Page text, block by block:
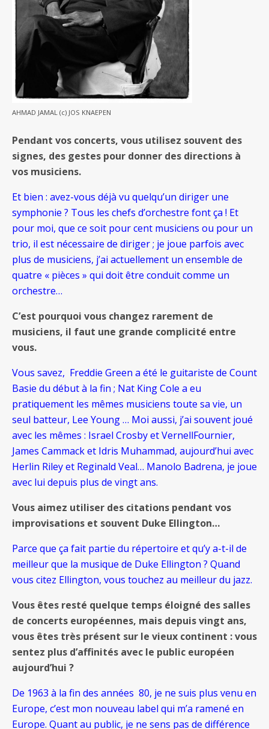
AHMAD JAMAL (c) JOS KNAEPEN
Pendant vos concerts, vous utilisez souvent des
signes, des gestes pour donner des directions à
vos musiciens.
Et bien : avez-vous déjà vu quelqu’un diriger une
symphonie ? Tous les chefs d’orchestre font ça ! Et
pour moi, que ce soit pour cent musiciens ou pour un
trio, il est nécessaire de diriger ; je joue parfois avec
plus de musiciens, j’ai actuellement un ensemble de
quatre « pièces » qui doit être conduit comme un
orchestre…
C’est pourquoi vous changez rarement de
musiciens, il faut une grande complicité entre
vous.
Vous savez, Freddie Green a été le guitariste de Count
Basie du début à la fin ; Nat King Cole a eu
pratiquement les mêmes musiciens toute sa vie, un
seul batteur, Lee Young … Moi aussi, j’ai souvent joué
avec les mêmes : Israel Crosby et VernellFournier,
James Cammack et Idris Muhammad, aujourd’hui avec
Herlin Riley et Reginald Veal… Manolo Badrena, je joue
avec lui depuis plus de vingt ans.
Vous aimez utiliser des citations pendant vos
improvisations et souvent Duke Ellington…
Parce que ça fait partie du répertoire et qu’y a-t-il de
meilleur que la musique de Duke Ellington ? Quand
vous citez Ellington, vous touchez au meilleur du jazz.
Vous êtes resté quelque temps éloigné des salles
de concerts européennes, mais depuis vingt ans,
vous êtes très présent sur le vieux continent : vous
sentez plus d’affinités avec le public européen
aujourd’hui ?
De 1963 à la fin des années 80, je ne suis plus venu en
Europe, c’est mon nouveau label qui m’a ramené en
Europe. Quant au public, je ne sens pas de différence